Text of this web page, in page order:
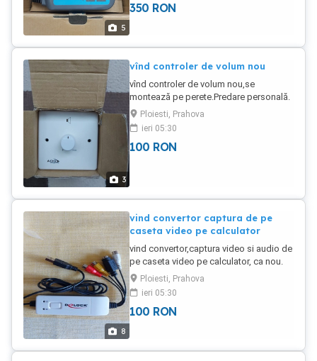
5
350 RON
3
vînd controler de volum nou
vînd controler de volum nou,se
montează pe perete.Predare personală.
Ploiesti, Prahova
ieri 05:30
100 RON
8
vind convertor captura de pe
caseta video pe calculator
vind convertor,captura video si audio de
pe caseta video pe calculator, ca nou.
Ploiesti, Prahova
ieri 05:30
100 RON